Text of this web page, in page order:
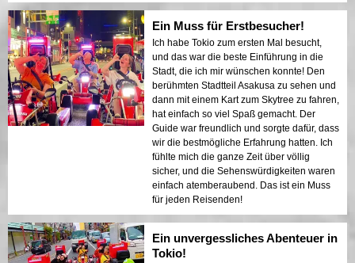
Ein Muss für Erstbesucher!
Ich habe Tokio zum ersten Mal besucht,
und das war die beste Einführung in die
Stadt, die ich mir wünschen konnte! Den
berühmten Stadtteil Asakusa zu sehen und
dann mit einem Kart zum Skytree zu fahren,
hat einfach so viel Spaß gemacht. Der
Guide war freundlich und sorgte dafür, dass
wir die bestmögliche Erfahrung hatten. Ich
fühlte mich die ganze Zeit über völlig
sicher, und die Sehenswürdigkeiten waren
einfach atemberaubend. Das ist ein Muss
für jeden Reisenden!
Ein unvergessliches Abenteuer in
Tokio!